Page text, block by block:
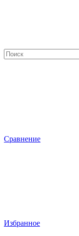
Сравнение
Избранное